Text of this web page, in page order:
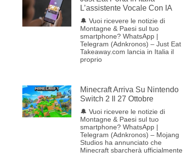
L’assistente Vocale Con IA
🔔 Vuoi ricevere le notizie di
Montagne & Paesi sul tuo
smartphone? WhatsApp |
Telegram (Adnkronos) – Just Eat
Takeaway.com lancia in Italia il
proprio
Minecraft Arriva Su Nintendo
Switch 2 Il 27 Ottobre
🔔 Vuoi ricevere le notizie di
Montagne & Paesi sul tuo
smartphone? WhatsApp |
Telegram (Adnkronos) – Mojang
Studios ha annunciato che
Minecraft sbarcherà ufficialmente